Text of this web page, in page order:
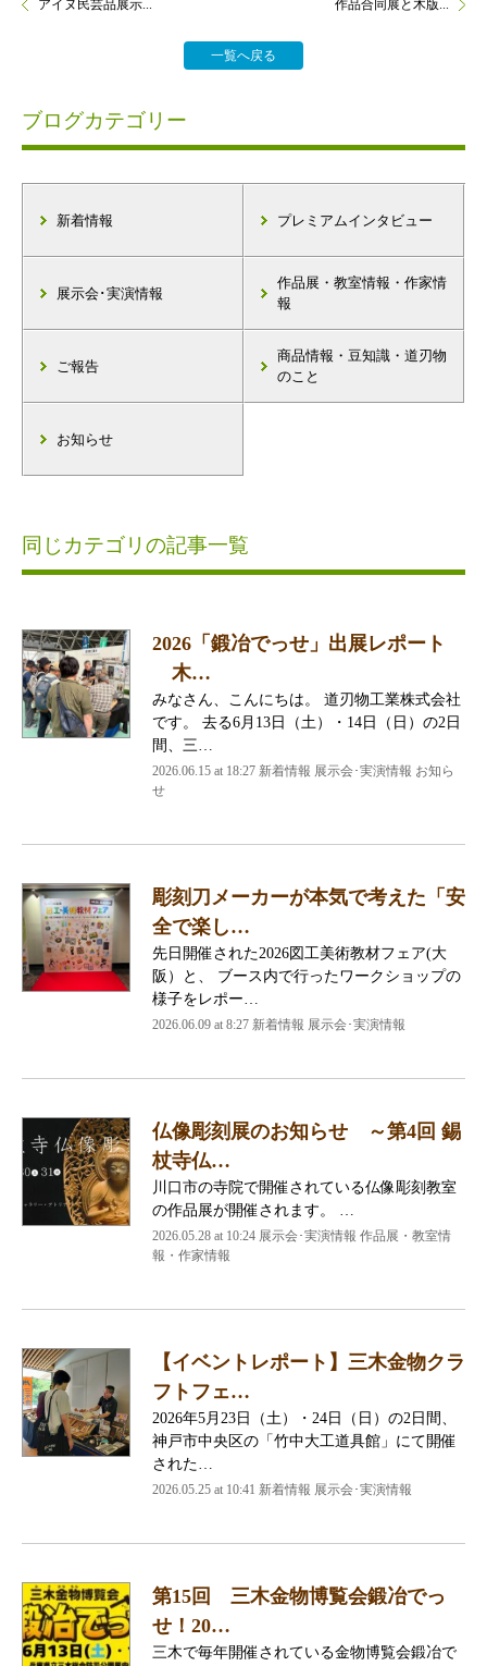
アイヌ民芸品展示...
一覧へ戻る
作品合同展と木版...
ブログカテゴリー
新着情報 プレミアムインタビュー
展示会･実演情報
作品展・教室情報・作家情
報
ご報告
商品情報・豆知識・道刃物
のこと
お知らせ
同じカテゴリの記事一覧
2026「鍛冶でっせ」出展レポート
木…
みなさん、こんにちは。 道刃物工業株式会社
です。 去る6月13日（土）・14日（日）の2日
間、三…
2026.06.15 at 18:27 新着情報 展示会･実演情報 お知ら
せ
彫刻刀メーカーが本気で考えた「安
全で楽し…
先日開催された2026図工美術教材フェア(大
阪）と、 ブース内で行ったワークショップの
様子をレポー…
2026.06.09 at 8:27 新着情報 展示会･実演情報
仏像彫刻展のお知らせ ～第4回 錫
杖寺仏…
川口市の寺院で開催されている仏像彫刻教室
の作品展が開催されます。 …
2026.05.28 at 10:24 展示会･実演情報 作品展・教室情
報・作家情報
【イベントレポート】三木金物クラ
フトフェ…
2026年5月23日（土）・24日（日）の2日間、
神戸市中央区の「竹中大工道具館」にて開催
された…
2026.05.25 at 10:41 新着情報 展示会･実演情報
第15回 三木金物博覧会鍛冶でっ
せ！20…
三木で毎年開催されている金物博覧会鍛冶で